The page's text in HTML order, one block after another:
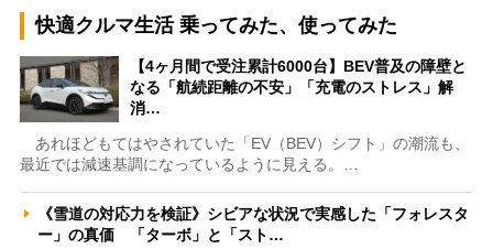
快適クルマ生活 乗ってみた、使ってみた
【4ヶ月間で受注累計6000台】BEV普及の障壁と
なる「航続距離の不安」「充電のストレス」解
消…
あれほどもてはやされていた「EV（BEV）シフト」の潮流も、
最近では減速基調になっているように見える。…
《雪道の対応力を検証》シビアな状況で実感した「フォレスタ
ー」の真価 「ターボ」と「スト…